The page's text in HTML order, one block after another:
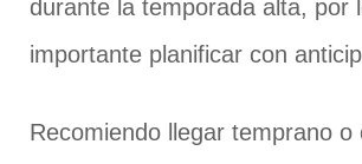
durante la temporada alta, por
importante planificar con
Recomiendo llegar temprano o